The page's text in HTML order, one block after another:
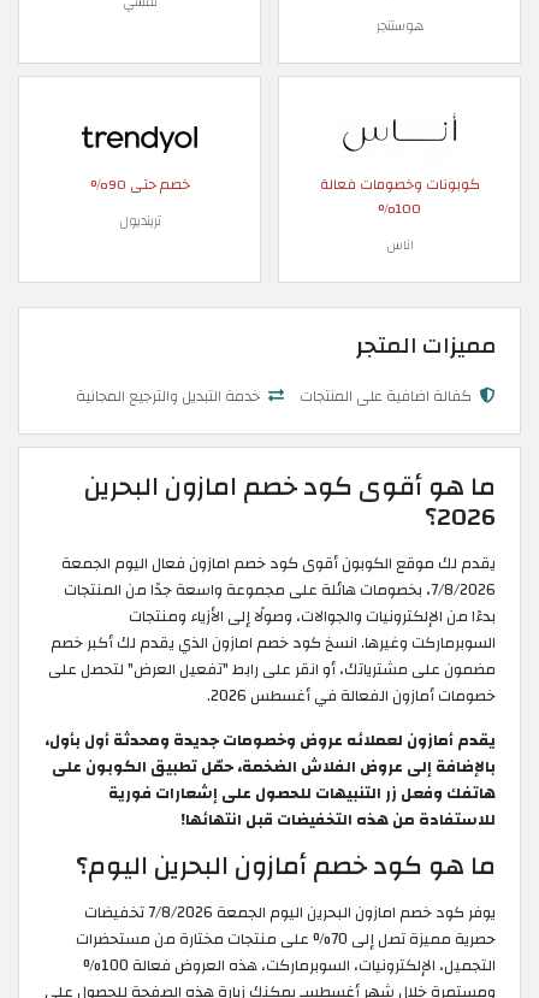
هوستنجر
كوبونات وخصومات فعالة
100%
اناس
خصم حتى 90%
ترينديول
مميزات المتجر
كفالة اضافية على المنتجات خدمة التبديل والترجيع المجانية
ما هو أقوى كود خصم امازون البحرين
2026؟
يقدم لك موقع الكوبون أقوى كود خصم امازون فعال اليوم الجمعة
7/8/2026، بخصومات هائلة على مجموعة واسعة جدًا من المنتجات
بدءًا من الإلكترونيات والجوالات، وصولًا إلى الأزياء ومنتجات
السوبرماركت وغيرها. انسخ كود خصم امازون الذي يقدم لك أكبر خصم
مضمون على مشترياتك، أو انقر على رابط "تفعيل العرض" لتحصل على
خصومات أمازون الفعالة في أغسطس 2026.
يقدم أمازون لعملائه عروض وخصومات جديدة ومحدثة أول بأول،
بالإضافة إلى عروض الفلاش الضخمة، حمّل تطبيق الكوبون على
هاتفك وفعل زر التنبيهات للحصول على إشعارات فورية
للاستفادة من هذه التخفيضات قبل انتهائها!
ما هو كود خصم أمازون البحرين اليوم؟
يوفر كود خصم امازون البحرين اليوم الجمعة 7/8/2026 تخفيضات
حصرية مميزة تصل إلى 70% على منتجات مختارة من مستحضرات
التجميل، الإلكترونيات، السوبرماركت، هذه العروض فعالة 100%
ومستمرة خلال شهر أغسطسـ يمكنك زيارة هذه الصفحة للحصول على